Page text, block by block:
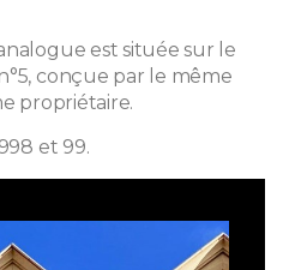
est située sur le
conçue par le même
propriétaire.
et 99.